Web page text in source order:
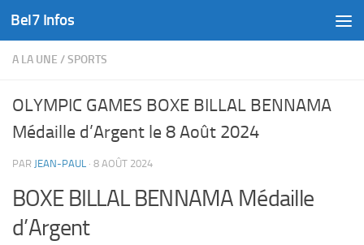
Skip to content
Bel7 Infos
A LA UNE /SPORTS
OLYMPIC GAMES BOXE BILLAL BENNAMA
Médaille d’Argent le 8 Août 2024
PAR JEAN-PAUL · 8 AOÛT 2024
BOXE BILLAL BENNAMA Médaille
d’Argent